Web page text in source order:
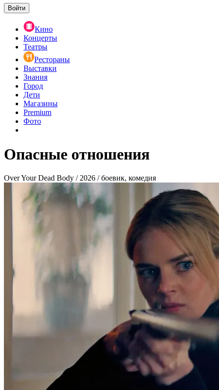
Войти
Кино
Концерты
Театры
Рестораны
Выставки
Знания
Город
Дети
Магазины
Premium
Фото
Опасные отношения
Over Your Dead Body / 2026 / боевик, комедия